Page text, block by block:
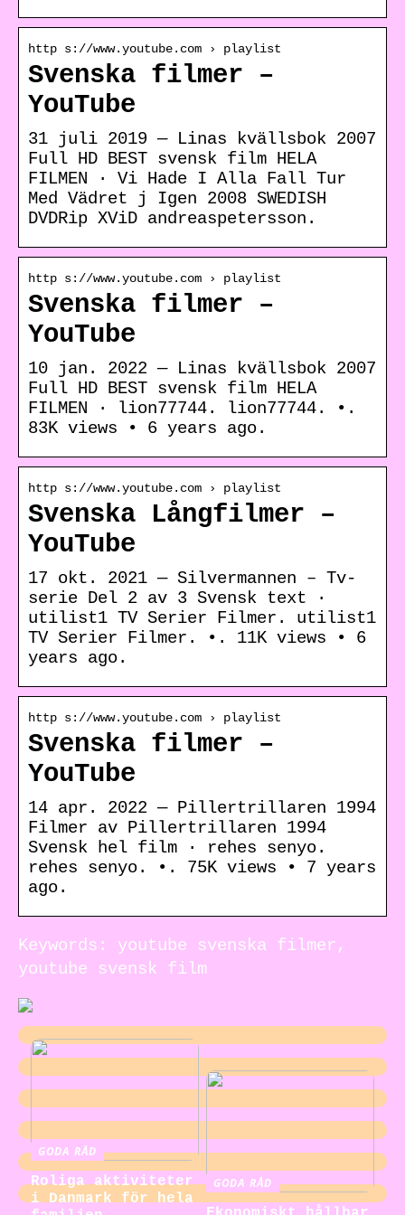
http s://www.youtube.com › playlist
Svenska filmer –
YouTube
31 juli 2019 — Linas kvällsbok 2007
Full HD BEST svensk film HELA
FILMEN · Vi Hade I Alla Fall Tur
Med Vädret j Igen 2008 SWEDISH
DVDRip XViD andreaspetersson.
http s://www.youtube.com › playlist
Svenska filmer –
YouTube
10 jan. 2022 — Linas kvällsbok 2007
Full HD BEST svensk film HELA
FILMEN · lion77744. lion77744. •.
83K views • 6 years ago.
http s://www.youtube.com › playlist
Svenska Långfilmer –
YouTube
17 okt. 2021 — Silvermannen – Tv-
serie Del 2 av 3 Svensk text ·
utilist1 TV Serier Filmer. utilist1
TV Serier Filmer. •. 11K views • 6
years ago.
http s://www.youtube.com › playlist
Svenska filmer –
YouTube
14 apr. 2022 — Pillertrillaren 1994
Filmer av Pillertrillaren 1994
Svensk hel film · rehes senyo.
rehes senyo. •. 75K views • 7 years
ago.
Keywords: youtube svenska filmer,
youtube svensk film
GODA RÅD
Roliga aktiviteter
i Danmark för hela
GODA RÅD